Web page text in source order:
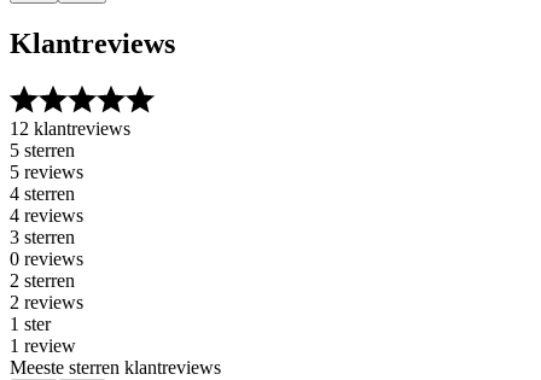
Klantreviews
12 klantreviews
5 sterren
5 reviews
4 sterren
4 reviews
3 sterren
0 reviews
2 sterren
2 reviews
1 ster
1 review
Meeste sterren klantreviews